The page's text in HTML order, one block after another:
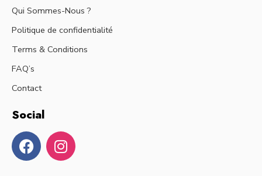
Qui Sommes-Nous ?
Politique de confidentialité
Terms & Conditions
FAQ’s
Contact
Social